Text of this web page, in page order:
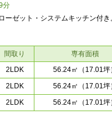
分
ーゼット・システムキッチン付き
間取り 専有面積
2LDK 56.24㎡ （17.01坪
2LDK 56.24㎡ （17.01坪
2LDK 56.24㎡ （17.01坪